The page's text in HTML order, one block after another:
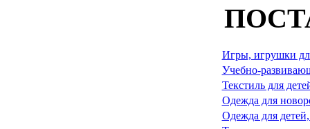
Игры, игрушки
Учебно-
Текстиль для
Одежда для
Одежда для